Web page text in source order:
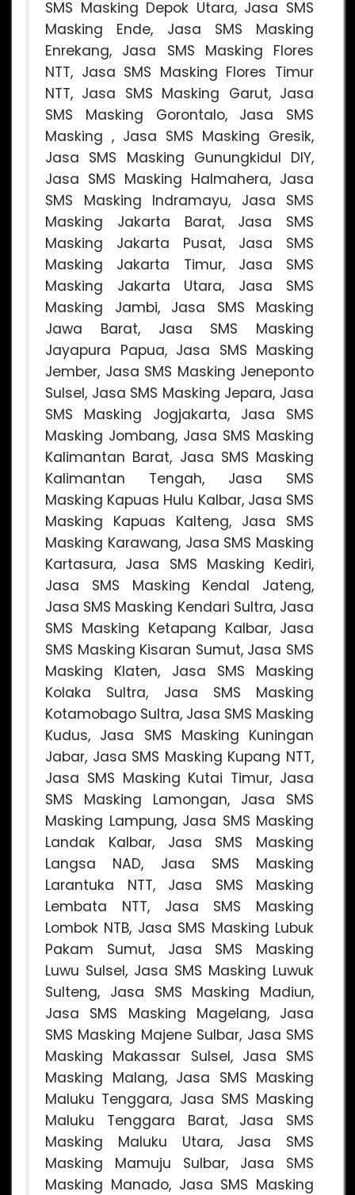
SMS Masking Depok Utara, Jasa SMS
Masking Ende, Jasa SMS Masking
Enrekang, Jasa SMS Masking Flores
NTT, Jasa SMS Masking Flores Timur
NTT, Jasa SMS Masking Garut, Jasa
SMS Masking Gorontalo, Jasa SMS
Masking , Jasa SMS Masking Gresik,
Jasa SMS Masking Gunungkidul DIY,
Jasa SMS Masking Halmahera, Jasa
SMS Masking Indramayu, Jasa SMS
Masking Jakarta Barat, Jasa SMS
Masking Jakarta Pusat, Jasa SMS
Masking Jakarta Timur, Jasa SMS
Masking Jakarta Utara, Jasa SMS
Masking Jambi, Jasa SMS Masking
Jawa Barat, Jasa SMS Masking
Jayapura Papua, Jasa SMS Masking
Jember, Jasa SMS Masking Jeneponto
Sulsel, Jasa SMS Masking Jepara, Jasa
SMS Masking Jogjakarta, Jasa SMS
Masking Jombang, Jasa SMS Masking
Kalimantan Barat, Jasa SMS Masking
Kalimantan Tengah, Jasa SMS
Masking Kapuas Hulu Kalbar, Jasa SMS
Masking Kapuas Kalteng, Jasa SMS
Masking Karawang, Jasa SMS Masking
Kartasura, Jasa SMS Masking Kediri,
Jasa SMS Masking Kendal Jateng,
Jasa SMS Masking Kendari Sultra, Jasa
SMS Masking Ketapang Kalbar, Jasa
SMS Masking Kisaran Sumut, Jasa SMS
Masking Klaten, Jasa SMS Masking
Kolaka Sultra, Jasa SMS Masking
Kotamobago Sultra, Jasa SMS Masking
Kudus, Jasa SMS Masking Kuningan
Jabar, Jasa SMS Masking Kupang NTT,
Jasa SMS Masking Kutai Timur, Jasa
SMS Masking Lamongan, Jasa SMS
Masking Lampung, Jasa SMS Masking
Landak Kalbar, Jasa SMS Masking
Langsa NAD, Jasa SMS Masking
Larantuka NTT, Jasa SMS Masking
Lembata NTT, Jasa SMS Masking
Lombok NTB, Jasa SMS Masking Lubuk
Pakam Sumut, Jasa SMS Masking
Luwu Sulsel, Jasa SMS Masking Luwuk
Sulteng, Jasa SMS Masking Madiun,
Jasa SMS Masking Magelang, Jasa
SMS Masking Majene Sulbar, Jasa SMS
Masking Makassar Sulsel, Jasa SMS
Masking Malang, Jasa SMS Masking
Maluku Tenggara, Jasa SMS Masking
Maluku Tenggara Barat, Jasa SMS
Masking Maluku Utara, Jasa SMS
Masking Mamuju Sulbar, Jasa SMS
Masking Manado, Jasa SMS Masking